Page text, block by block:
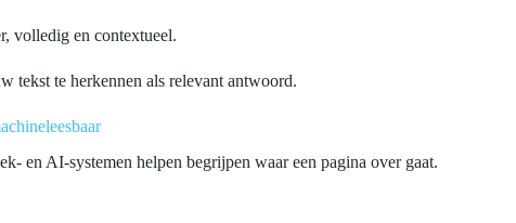
volledig en contextueel.
tekst te herkennen als relevant antwoord.
en AI-systemen helpen begrijpen waar een pagina over gaat.